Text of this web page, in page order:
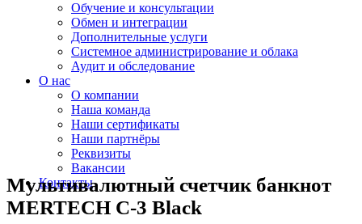
Обучение и консультации
Обмен и интеграции
Дополнительные услуги
Системное администрирование и облака
Аудит и обследование
О нас
О компании
Наша команда
Наши сертификаты
Наши партнёры
Реквизиты
Вакансии
Контакты
Мультивалютный счетчик банкнот
MERTECH C-3 Black